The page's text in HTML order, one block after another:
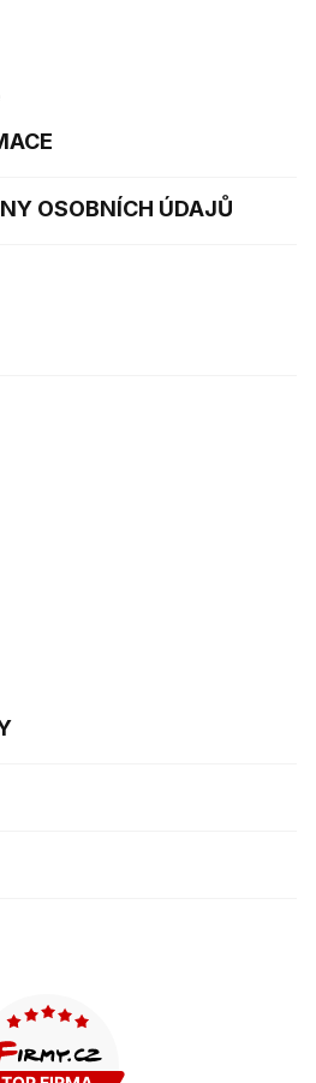
OSOBNÍCH ÚDAJŮ